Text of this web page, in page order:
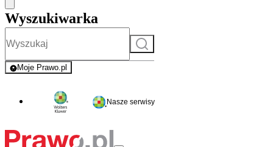
Wyszukiwarka
Szukaj
Moje Prawo.pl
- rejestracja i logowanie do serwisu
Nasze serwisy